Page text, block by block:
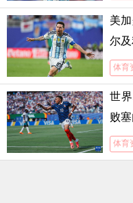
美
尔
体育
阿尔
世
败
体育